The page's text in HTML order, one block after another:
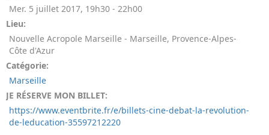
Mer. 5 juillet 2017, 19h30 - 22h00
Lieu:
Nouvelle Acropole Marseille - Marseille, Provence-Alpes-
Côte d'Azur
Catégorie:
Marseille
JE RÉSERVE MON BILLET:
https://www.eventbrite.fr/e/billets-cine-debat-la-revolution-
de-leducation-35597212220